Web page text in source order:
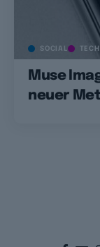
SOCIAL TECH
Muse
neuer